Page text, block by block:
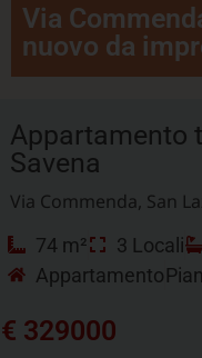
Via
nuovo da
Appartamento
Savena
Via Commenda, San
74 m² 3 Locali
Appartamento
€ 329000